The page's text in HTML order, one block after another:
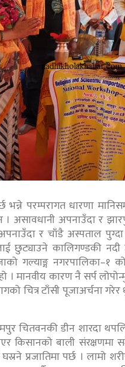
भन्ने परम्परागत धारणा
असावधानी अपनाउँदा र
र चाँडै अस्पताल
कालिगण्डकी नदी
गल्याङ्ग नगरपालिका–१
। मानवीय कारण नै सर्प
चित्र टाँसी पूजाअर्चना गरेर
चितवनकी डीन शारदा
किसानको बाली संरक्षणमा
प्रजातिमा पर्छ । लामो